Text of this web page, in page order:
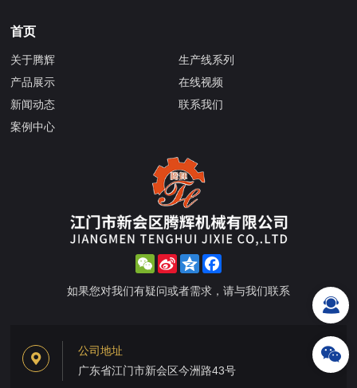
首页
关于腾辉
产品展示
新闻动态
案例中心
生产线系列
在线视频
联系我们
WeChat
Sina
Weibo
QzoneFacebook
如果您对我们有疑问或者需求，请与我们联系
公司地址
广东省江门市新会区今洲路43号